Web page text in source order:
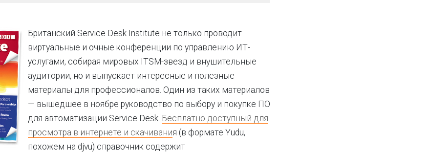
Британский Service Desk Institute не только проводит
виртуальные и очные конференции по управлению ИТ-
услугами, собирая мировых ITSM-звезд и внушительные
аудитории, но и выпускает интересные и полезные
материалы для профессионалов. Один из таких материалов
— вышедшее в ноябре руководство по выбору и покупке ПО
для автоматизации Service Desk. Бесплатно доступный для
просмотра в интернете и скачивания (в формате Yudu,
похожем на djvu) справочник содержит